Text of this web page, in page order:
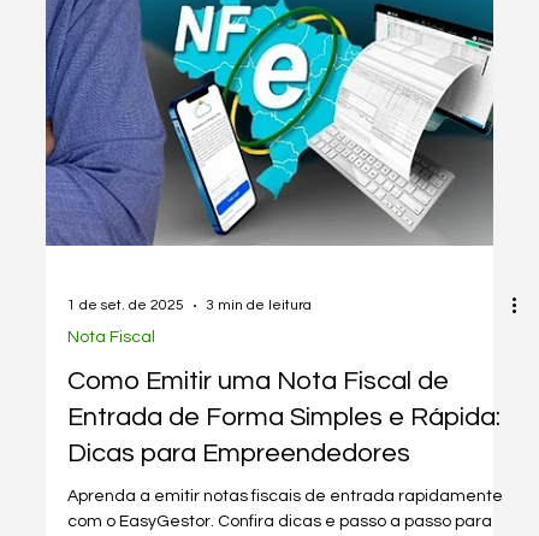
1 de set. de 2025 3 min de leitura
Como Emitir Nota Fiscal Eletrônica
Gratuita
celular com o EasyGestor, sem complicações e
gratuitamente.